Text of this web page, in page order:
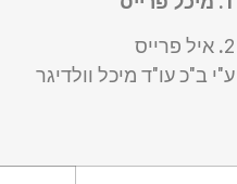
2
.איל פרייס
ע"י ב"כ עו"ד מיכל וולדיגר